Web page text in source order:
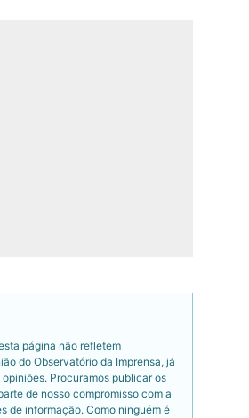
página não refletem
do Observatório da Imprensa, já
Procuramos publicar os
de nosso compromisso com a
de informação. Como ninguém é